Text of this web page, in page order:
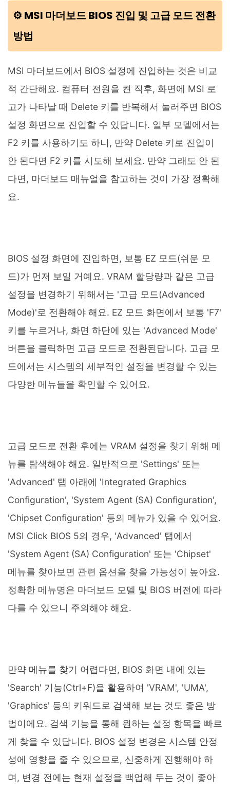
⚙️ MSI 마더보드 BIOS 진입 및 고급 모드 전환
방법
MSI 마더보드에서 BIOS 설정에 진입하는 것은 비교
적 간단해요. 컴퓨터 전원을 켠 직후, 화면에 MSI 로
고가 나타날 때 Delete 키를 반복해서 눌러주면 BIOS
설정 화면으로 진입할 수 있답니다. 일부 모델에서는
F2 키를 사용하기도 하니, 만약 Delete 키로 진입이
안 된다면 F2 키를 시도해 보세요. 만약 그래도 안 된
다면, 마더보드 매뉴얼을 참고하는 것이 가장 정확해
요.
BIOS 설정 화면에 진입하면, 보통 EZ 모드(쉬운 모
드)가 먼저 보일 거예요. VRAM 할당량과 같은 고급
설정을 변경하기 위해서는 '고급 모드(Advanced
Mode)'로 전환해야 해요. EZ 모드 화면에서 보통 'F7'
키를 누르거나, 화면 하단에 있는 'Advanced Mode'
버튼을 클릭하면 고급 모드로 전환된답니다. 고급 모
드에서는 시스템의 세부적인 설정을 변경할 수 있는
다양한 메뉴들을 확인할 수 있어요.
고급 모드로 전환 후에는 VRAM 설정을 찾기 위해 메
뉴를 탐색해야 해요. 일반적으로 'Settings' 또는
'Advanced' 탭 아래에 'Integrated Graphics
Configuration', 'System Agent (SA) Configuration',
'Chipset Configuration' 등의 메뉴가 있을 수 있어요.
MSI Click BIOS 5의 경우, 'Advanced' 탭에서
'System Agent (SA) Configuration' 또는 'Chipset'
메뉴를 찾아보면 관련 옵션을 찾을 가능성이 높아요.
정확한 메뉴명은 마더보드 모델 및 BIOS 버전에 따라
다를 수 있으니 주의해야 해요.
만약 메뉴를 찾기 어렵다면, BIOS 화면 내에 있는
'Search' 기능(Ctrl+F)을 활용하여 'VRAM', 'UMA',
'Graphics' 등의 키워드로 검색해 보는 것도 좋은 방
법이에요. 검색 기능을 통해 원하는 설정 항목을 빠르
게 찾을 수 있답니다. BIOS 설정 변경은 시스템 안정
성에 영향을 줄 수 있으므로, 신중하게 진행해야 하
며, 변경 전에는 현재 설정을 백업해 두는 것이 좋아